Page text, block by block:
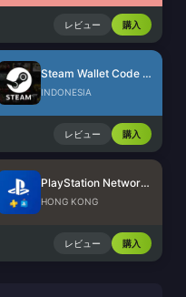
レビュー 購入
Steam Wallet Code (IDR)
INDONESIA
レビュー 購入
PlayStation Network Card (HK)
HONG KONG
レビュー 購入